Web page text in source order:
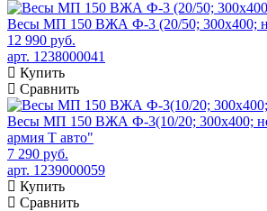
Весы МП 150 ВЖА Ф-3 (20/50; 300х400;
12 990 руб.
арт. 1238000041
Купить
Сравнить
Весы МП 150 ВЖА Ф-3(10/20; 300х400;
армия Т авто"
7 290 руб.
арт. 1239000059
Купить
Сравнить